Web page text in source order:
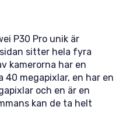
P30 Pro unik är
sitter hela fyra
kamerorna har en
40 megapixlar, en har en
och en är en
kan de ta helt